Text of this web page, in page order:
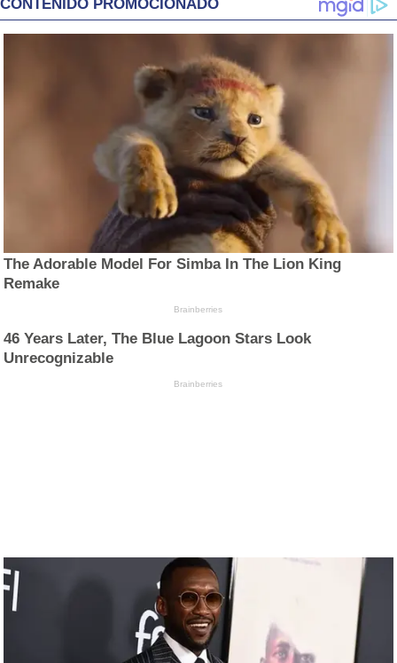
CONTENIDO PROMOCIONADO
The Adorable Model For Simba In The Lion King
Remake
Brainberries
46 Years Later, The Blue Lagoon Stars Look
Unrecognizable
Brainberries